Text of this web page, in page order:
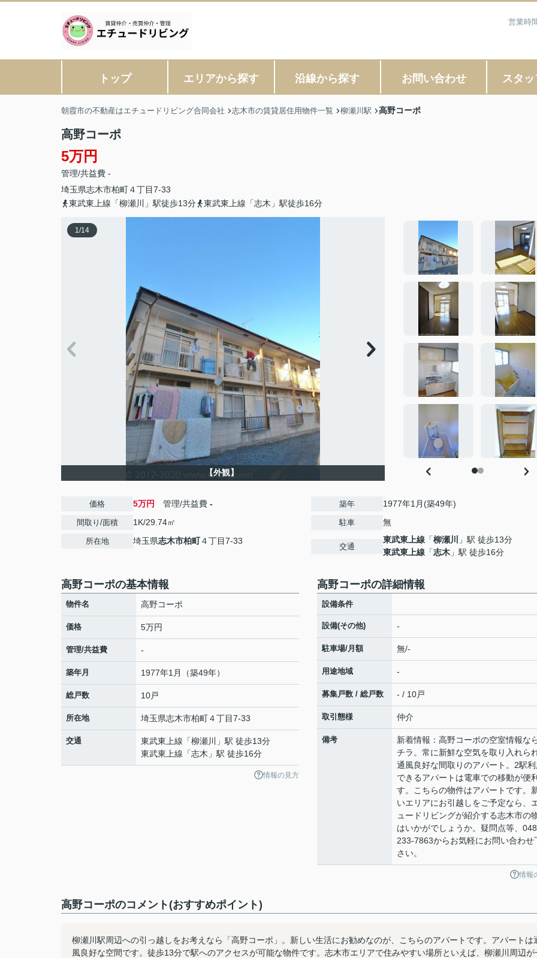
営業時
トップ エリアから探す 沿線から探す お問い合わせ スタ
朝霞市の不動産はエチュードリビング合同会社 志木市の賃貸居住用物件一覧 柳瀬川駅 高野コーポ
高野コーポ
5万円
管理/共益費 -
埼玉県志木市柏町４丁目7-33
東武東上線「柳瀬川」駅徒歩13分
東武東上線「志木」駅徒歩16分
1/14
【外観】
価格 5万円 管理/共益費 -
間取り/面積 1K/29.74㎡
所在地 埼玉県志木市柏町４丁目7-33
築年 1977年1月(築49年)
駐車 無
交通
東武東上線 「柳瀬川
」駅 徒歩13分
東武東上線 「志木 」駅 徒歩16分
高野コーポの基本情報
物件名 高野コーポ
価格 5万円
管理/共益費 -
築年月 1977年1月（築49年）
総戸数 10戸
所在地 埼玉県志木市柏町４丁目7-33
交通 東武東上線 「柳瀬川
」駅 徒歩13分
東武東上線 「志木 」駅 徒歩16分
情報の見方
高野コーポの詳細情報
設備条件
設備(その他) -
駐車場/月額 無/-
用途地域 -
募集戸数 / 総戸数 - / 10戸
取引態様 仲介
備考
新着情報：高野コーポの空室情報な
チラ。常に新鮮な空気を取り入れら
通風良好な間取りのアパート。2駅利
できるアパートは電車での移動が便
す。こちらの物件はアパートです。
いエリアにお引越しをご予定なら、
ュードリビングが紹介する志木市の
はいかがでしょうか。疑問点等、
233-7863からお気軽にお問い合わせ
さい。
情報
高野コーポのコメント(おすすめポイント)
柳瀬川駅周辺への引っ越しをお考えなら「高野コーポ」。新しい生活にお勧めなのが、こちらのアパートです。アパートは
風良好な空間です。徒歩13分で駅へのアクセスが可能な物件です。志木市エリアで住みやすい場所といえば、柳瀬川周辺が